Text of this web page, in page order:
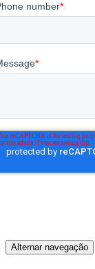
Alternar navegação